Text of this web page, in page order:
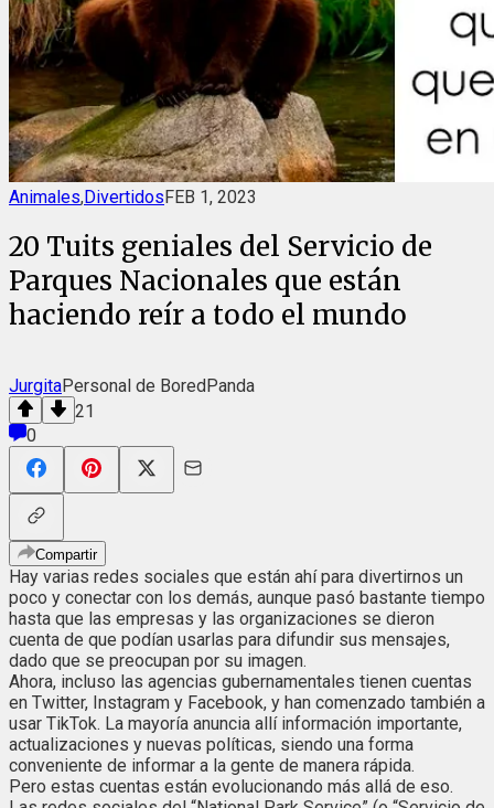
Animales,DivertidosFEB 1, 2023
20 Tuits geniales del Servicio de
Parques Nacionales que están
haciendo reír a todo el mundo
JurgitaPersonal de BoredPanda
21
0
Compartir
Hay varias redes sociales que están ahí para divertirnos un
poco y conectar con los demás, aunque pasó bastante tiempo
hasta que las empresas y las organizaciones se dieron
cuenta de que podían usarlas para difundir sus mensajes,
dado que se preocupan por su imagen.
Ahora, incluso las agencias gubernamentales tienen cuentas
en Twitter, Instagram y Facebook, y han comenzado también a
usar TikTok. La mayoría anuncia allí información importante,
actualizaciones y nuevas políticas, siendo una forma
conveniente de informar a la gente de manera rápida.
Pero estas cuentas están evolucionando más allá de eso.